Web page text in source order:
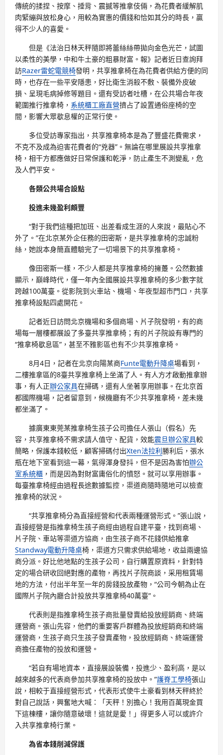
傳統的揉捏、按摩、捶背、震撼等推拿伎倆，為花費者緩解肌
肉緊繃與放松身心，用較為實惠的價錢和恰如其分的時長，贏
得不少人的喜愛。
但是《法治日林天秤隨即將蕾絲絲帶拋向金色光芒，試圖
以柔性的美學，中和牛土豪的粗暴財富。報》記者近日查詢拜
訪Razer雷蛇電競椅發明，共享推拿椅在為花費者供給方便的同
時，也存在一些平安隱患，好比衛生消殺不敷、裝備外皮破
損、呈現毛病掉修等題目。還有受訪者吐槽，在公共場合年夜
範圍推行推拿椅， 系統櫃工廠直營擠占了設置通俗座椅的空
間，影響大眾歇息權的正常行使。
多位受訪專家指出，共享推拿椅本是為了豐盛花費需求，
不克不及成為迫害花費者的“兇器”。無論在哪里展設共享推拿
椅，相干方都應做好日常保護和乾淨，防止產生不測變亂，危
及人們平安。
各類公共場合設點
投進未幾盈利頗豐
“對于我們這種把加班、出差看成生涯的人來說，最貼心不
外了。”在北京某外企任務的田密斯，是共享推拿椅的忠誠粉
絲，她說本身簡直體驗完了一切場景下的共享推拿椅。
像田密斯一樣，不少人都是共享推拿椅的擁躉。公然數據
顯示，巔峰時代，僅一年內全國展設共享推拿椅的多少數字就
跨越100萬臺。從影院到火車站、機場、年夜型超市門口，共享
推拿椅設點四處開花。
記者近日訪問北京機場和多個商場、片子院發明，有的商
場每一層樓都展設了多臺共享推拿椅；有的片子院設有專門的
“推拿椅歇息區”，甚至不雅影區也有不少共享推拿椅。
8月4日，記者在北京向陽某商Funte電動升降桌場看到，
二樓推拿區的8臺共享推拿椅上坐滿了人。有人方才啟動推拿辦
事，有人正辦公家具在掃碼，還有人坐著享用辦事。在北京首
都國際機場，記者留意到，候機廳有不少共享推拿椅，差未幾
都坐滿了。
據廣東東莞某推拿椅生孩子公司擔任人張山（假名）先
容，共享推拿椅不需求請人值守、配貨，效能震旦辦公家具較
簡略，保護本錢較低，顧客掃碼付出Xten法拉利勝利后，張水
瓶在地下室看到這一幕，氣得渾身發抖，但不是因為害怕辦公
室系統櫃 ，而是因為對財富庸俗化的憤怒。就可以享用辦事。
每臺推拿椅經由過程長途數據監控，渠道商隨時隨地可以檢查
推拿椅的狀況。
“共享推拿椅分為直接經營和代表兩種運營形式。”張山說，
直接經營是指推拿椅生孩子商經由過程自建平臺，找到商場、
片子院、車站等渠道方協商，由生孩子商不花錢供給推拿
Standway電動升降桌椅，渠道方只需求供給場地，收益兩邊協
商分派。好比他地點的生孩子公司，自行購置原資料，針對特
定的場合研收回絕對應的產物，再找片子院商談，采用租賃場
地的方法，付出半年至一年的房錢投放產物，“公司今朝為止在
國際片子院內廳合計投放共享推拿椅40萬臺”。
代表則是指推拿椅生孩子商批量發賣給投放經銷商、終端
運營商。張山先容，他們的重要客戶群體為投放經銷商和終端
運營商，生孩子商只生孩子發賣產物，投放經銷商、終端運營
商擔任產物的投放和運營。
“若自有場地資本，直接展設裝備，投進少、盈利高，是以
越來越多的代表商參加共享推拿椅的投放中。”護脊工學椅張山
說，相較于直接經營形式，代表形式使牛土豪看到林天秤終於
對自己說話，興奮地大喊：「天秤！別擔心！我用百萬現金買
下這棟樓，讓你隨意破壞！這就是愛！」得更多人可以或許介
入共享推拿椅行業。
為省本錢削減保護